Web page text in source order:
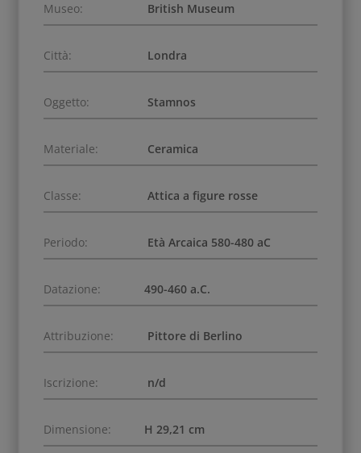
Museo: British Museum
Città: Londra
Oggetto: Stamnos
Materiale: Ceramica
Classe: Attica a figure rosse
Periodo: Età Arcaica 580-480 aC
Datazione: 490-460 a.C.
Attribuzione: Pittore di Berlino
Iscrizione: n/d
Dimensione: H 29,21 cm